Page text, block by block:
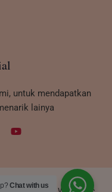
untuk mendapatkan
lainya
Chat with us